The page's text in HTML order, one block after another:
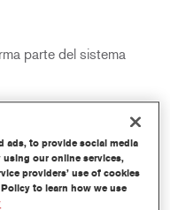
parte del sistema
igualación del color.
rendimiento y
especializado de tintes
ads, to provide social media
our online services,
providers’ use of cookies
to learn how we use